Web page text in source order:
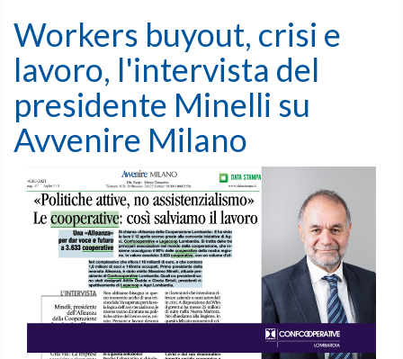
Workers buyout, crisi e
lavoro, l'intervista del
presidente Minelli su
Avvenire Milano